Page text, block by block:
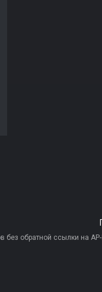
без обратной ссылки на